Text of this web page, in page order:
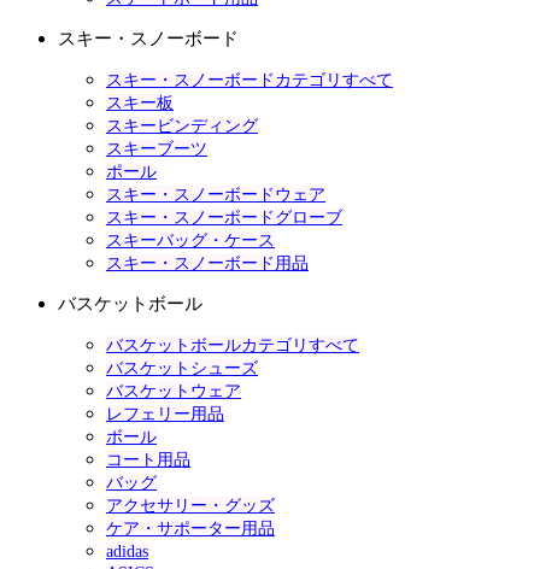
スキー・スノーボード
スキー・スノーボードカテゴリすべて
スキー板
スキービンディング
スキーブーツ
ポール
スキー・スノーボードウェア
スキー・スノーボードグローブ
スキーバッグ・ケース
スキー・スノーボード用品
バスケットボール
バスケットボールカテゴリすべて
バスケットシューズ
バスケットウェア
レフェリー用品
ボール
コート用品
バッグ
アクセサリー・グッズ
ケア・サポーター用品
adidas